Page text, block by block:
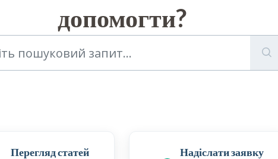
допомогти?
Перегляд статей
Надіслати заявку